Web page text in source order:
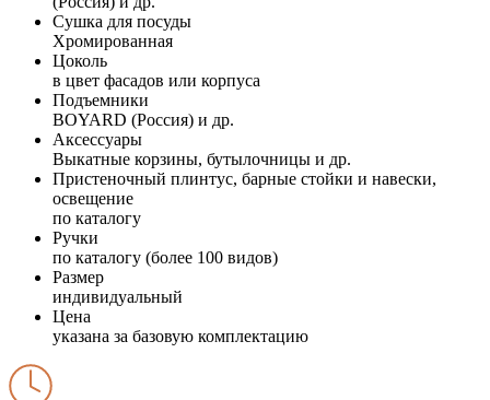
Сушка для посуды
Хромированная
Цоколь
в цвет фасадов или корпуса
Подъемники
BOYARD (Россия) и др.
Аксессуары
Выкатные корзины, бутылочницы и др.
Пристеночный плинтус, барные стойки и навески,
освещение
по каталогу
Ручки
по каталогу (более 100 видов)
Размер
индивидуальный
Цена
указана за базовую комплектацию